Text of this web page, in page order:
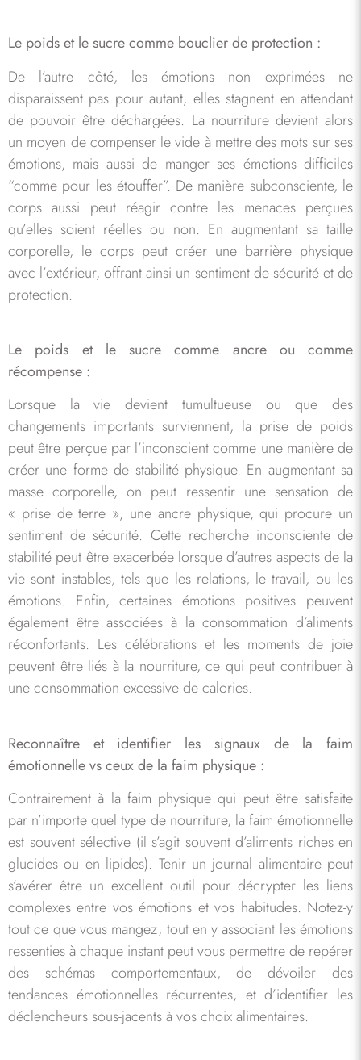
Le poids et le sucre comme bouclier de protection :
De l’autre côté, les émotions non exprimées ne
disparaissent pas pour autant, elles stagnent en attendant
de pouvoir être déchargées. La nourriture devient alors
un moyen de compenser le vide à mettre des mots sur ses
émotions, mais aussi de manger ses émotions difficiles
“comme pour les étouffer”. De manière subconsciente, le
corps aussi peut réagir contre les menaces perçues
qu’elles soient réelles ou non. En augmentant sa taille
corporelle, le corps peut créer une barrière physique
avec l’extérieur, offrant ainsi un sentiment de sécurité et de
protection.
Le poids et le sucre comme ancre ou comme
récompense :
Lorsque la vie devient tumultueuse ou que des
changements importants surviennent, la prise de poids
peut être perçue par l’inconscient comme une manière de
créer une forme de stabilité physique. En augmentant sa
masse corporelle, on peut ressentir une sensation de
« prise de terre », une ancre physique, qui procure un
sentiment de sécurité. Cette recherche inconsciente de
stabilité peut être exacerbée lorsque d’autres aspects de la
vie sont instables, tels que les relations, le travail, ou les
émotions. Enfin, certaines émotions positives peuvent
également être associées à la consommation d’aliments
réconfortants. Les célébrations et les moments de joie
peuvent être liés à la nourriture, ce qui peut contribuer à
une consommation excessive de calories.
Reconnaître et identifier les signaux de la faim
émotionnelle vs ceux de la faim physique :
Contrairement à la faim physique qui peut être satisfaite
par n’importe quel type de nourriture, la faim émotionnelle
est souvent sélective (il s’agit souvent d’aliments riches en
glucides ou en lipides). Tenir un journal alimentaire peut
s’avérer être un excellent outil pour décrypter les liens
complexes entre vos émotions et vos habitudes. Notez-y
tout ce que vous mangez, tout en y associant les émotions
ressenties à chaque instant peut vous permettre de repérer
des schémas comportementaux, de dévoiler des
tendances émotionnelles récurrentes, et d’identifier les
déclencheurs sous-jacents à vos choix alimentaires.